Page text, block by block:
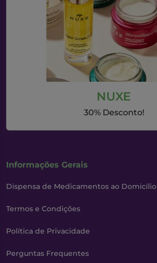
NUXE
30% Desconto!
Informações Gerais
Dispensa de Medicamentos ao Domicílio
Termos e Condições
Política de Privacidade
Perguntas Frequentes